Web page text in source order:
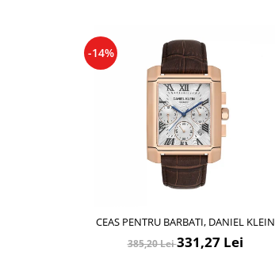
-14%
CEAS PENTRU BARBATI, DANIEL KLEIN
EXCLUSIVE, DK.1.13748.5
385,20 Lei331,27 Lei